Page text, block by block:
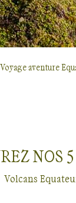
Voyage aventure
NOS 5
Volcans